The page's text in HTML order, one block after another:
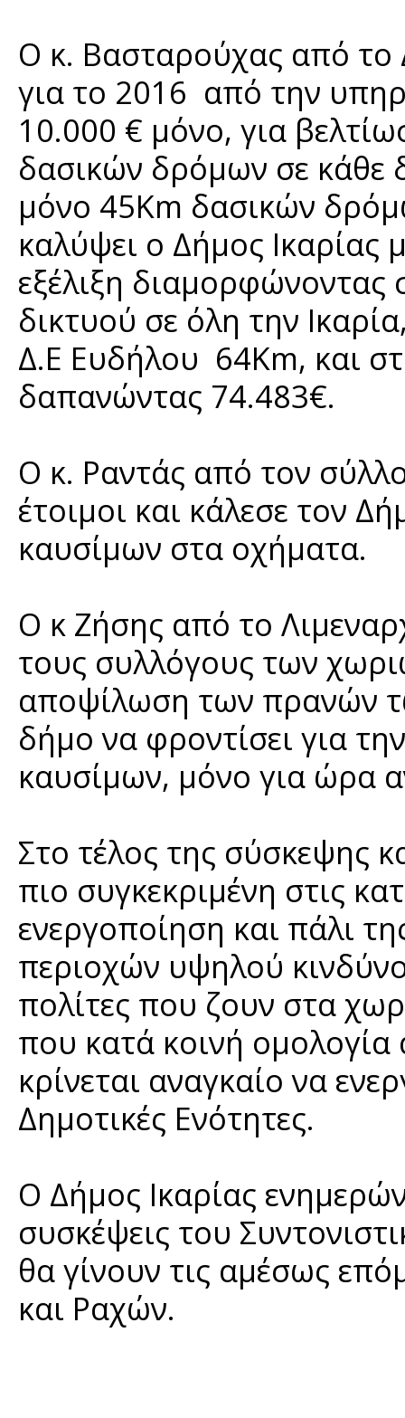
Ο κ. Βασταρούχας από το
για το 2016 από την
10.000 € μόνο, για
δασικών δρόμων σε κάθε
μόνο 45Km δασικών
καλύψει ο Δήμος Ικαρίας
εξέλιξη
δικτυού σε όλη την
Δ.Ε Ευδήλου 64Km, και
δαπανώντας 74.483€.
Ο κ. Ραντάς από τον
έτοιμοι και κάλεσε τον
καυσίμων στα οχήματα.
Ο κ Ζήσης από το
τους συλλόγους των
αποψίλωση των πρανών
δήμο να φροντίσει για
καυσίμων, μόνο για ώρα
Στο τέλος της σύσκεψης
πιο συγκεκριμένη στις
ενεργοποίηση και πάλι
περιοχών υψηλού
πολίτες που ζουν στα
που κατά κοινή
κρίνεται αναγκαίο να
Δημοτικές Ενότητες.
Ο Δήμος Ικαρίας
συσκέψεις του
θα γίνουν τις αμέσως
και Ραχών.